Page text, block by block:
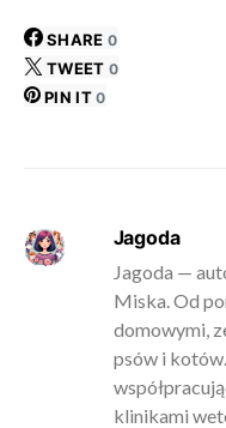
SHARE 0
TWEET 0
PIN IT 0
Jagoda
Jagoda —
Miska. Od
domowymi,
psów i
klinikami